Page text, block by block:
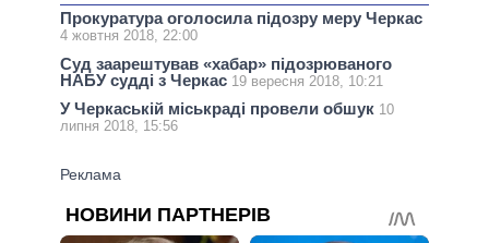
Прокуратура оголосила підозру меру Черкас
4 жовтня 2018, 22:00
Суд заарештував «хабар» підозрюваного
НАБУ судді з Черкас 19 вересня 2018, 10:21
У Черкаській міськраді провели обшук 10
липня 2018, 15:56